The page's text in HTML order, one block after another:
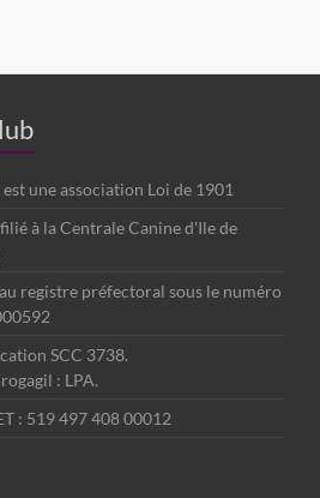
est une association Loi de 1901
à la Centrale Canine d'Ile de
registre préfectoral sous le numéro
SCC 3738.
: LPA.
: 519 497 408 00012